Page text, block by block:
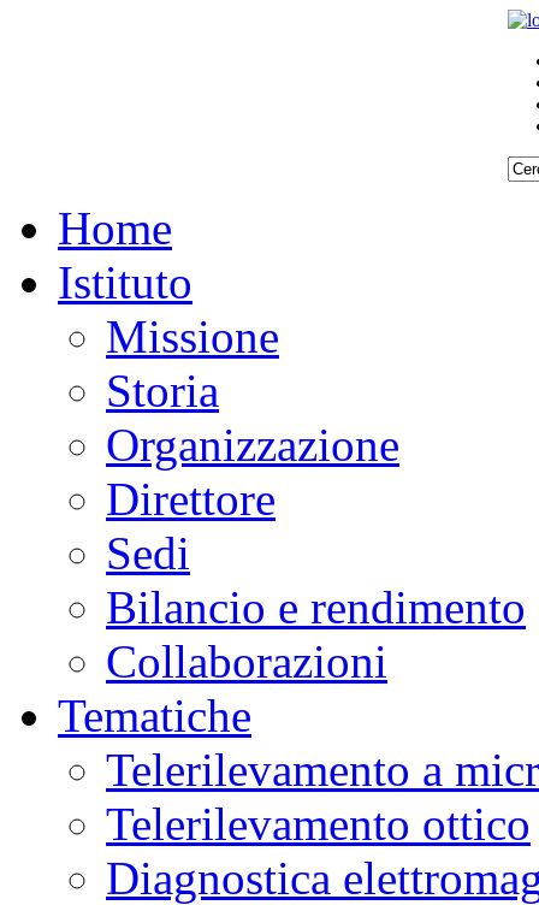
Home
Istituto
Missione
Storia
Organizzazione
Direttore
Sedi
Bilancio e rendimento
Collaborazioni
Tematiche
Telerilevamento a
Telerilevamento ottico
Diagnostica